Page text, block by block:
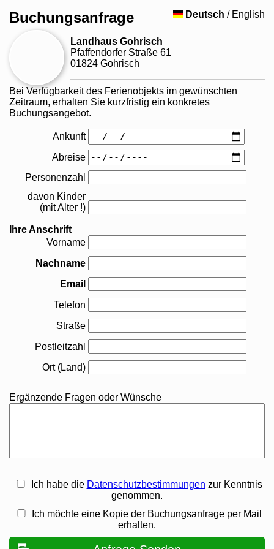
Deutsch / English
Buchungsanfrage
Landhaus Gohrisch
Pfaffendorfer Straße 61
01824 Gohrisch
Bei Verfügbarkeit des Ferienobjekts im gewünschten
Zeitraum, erhalten Sie kurzfristig ein konkretes
Buchungsangebot.
Ankunft
Abreise
Personenzahl
davon Kinder
(mit Alter !)
Ihre Anschrift
Vorname
Nachname
Email
Telefon
Straße
Postleitzahl
Ort (Land)
Ergänzende Fragen oder Wünsche
Ich habe die Datenschutzbestimmungen zur Kenntnis
genommen.
Ich möchte eine Kopie der Buchungsanfrage per Mail
erhalten.